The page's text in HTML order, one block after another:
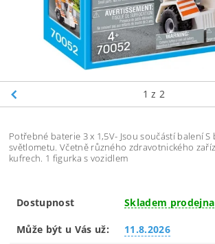
1 z 2
Potřebné baterie 3 x 1,5V- Jsou součástí balení S blikajícím světlem a
světlometu. Včetně různého zdravotnického zařízení v lékařských
kufrech. 1 figurka s vozidlem
Dostupnost Skladem prodejna
Může být u Vás už: 11.8.2026